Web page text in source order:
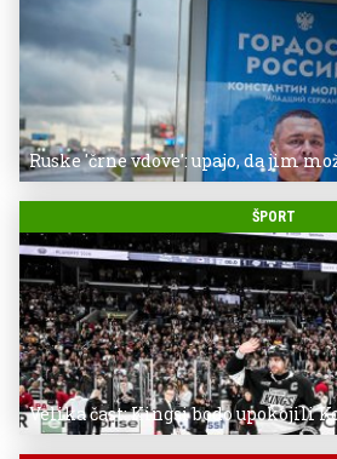
Ruske 'črne vdove': upajo, da jim
ŠPORT
Velika čast: Kingsi bodo upokojili